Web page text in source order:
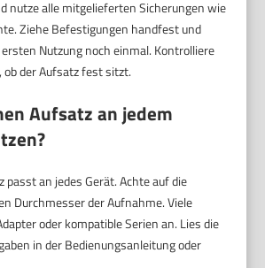
nutze alle mitgelieferten Sicherungen wie
Ziehe Befestigungen handfest und
Nutzung noch einmal. Kontrolliere
ob der Aufsatz fest sitzt.
Aufsatz an jedem
passt an jedes Gerät. Achte auf die
Durchmesser der Aufnahme. Viele
oder kompatible Serien an. Lies die
in der Bedienungsanleitung oder